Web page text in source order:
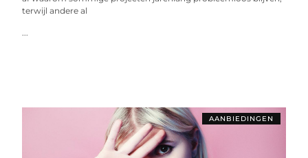
terwijl andere al
...
AANBIEDINGEN